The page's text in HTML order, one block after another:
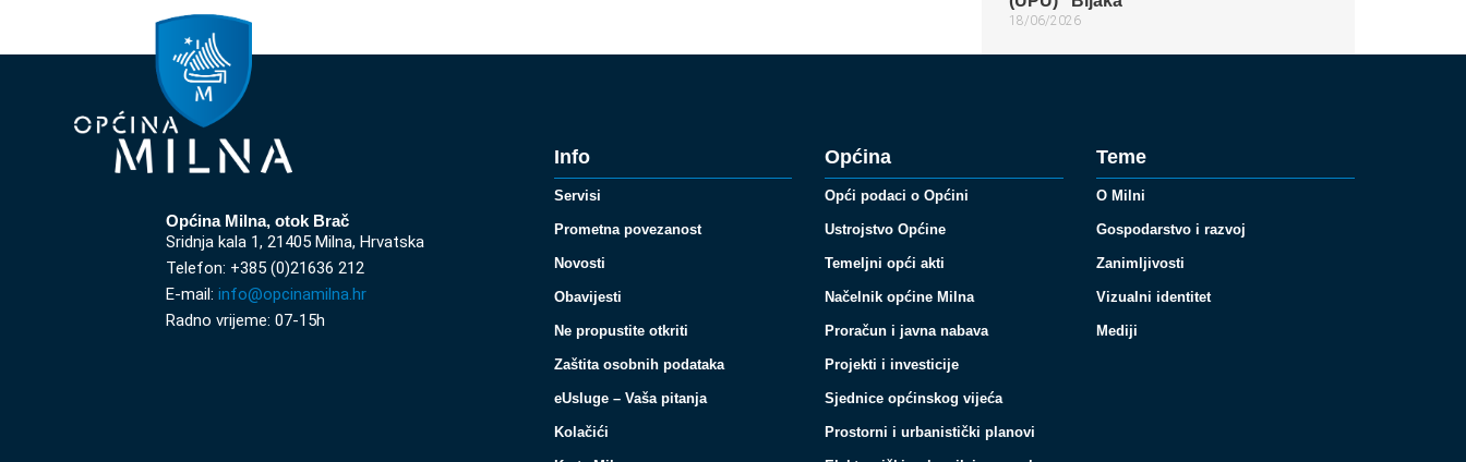
18/06/2026
Općina Milna, otok Brač
Sridnja kala 1, 21405 Milna, Hrvatska
Telefon: +385 (0)21636 212
E-mail: info@opcinamilna.hr
Radno vrijeme: 07-15h
Info
Servisi
Prometna povezanost
Novosti
Obavijesti
Ne propustite otkriti
Zaštita osobnih podataka
eUsluge – Vaša pitanja
Kolačići
Općina
Opći podaci o Općini
Ustrojstvo Općine
Temeljni opći akti
Načelnik općine Milna
Proračun i javna nabava
Projekti i investicije
Sjednice općinskog vijeća
Prostorni i urbanistički planovi
Teme
O Milni
Gospodarstvo i razvoj
Zanimljivosti
Vizualni identitet
Mediji